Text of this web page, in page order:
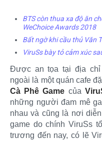
BTS còn thua xa độ ăn
WeChoice Awards 2018
Bất ngờ khi cầu thủ Văn
ViruSs bày tỏ cảm xúc
Được an tọa tại địa chỉ
ngoài là một quán cafe
Cà Phê Game của
những người đam mê
nhau và cũng là nơi
game do chính ViruSs
trương đến nay, có lẽ